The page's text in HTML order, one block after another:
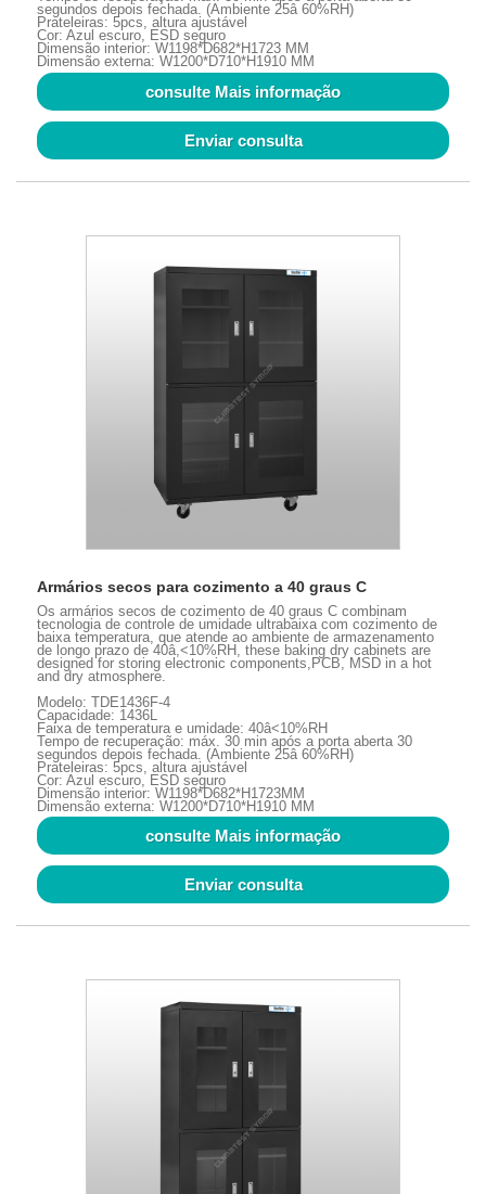
segundos depois fechada. (Ambiente 25â 60%RH)
Prateleiras: 5pcs, altura ajustável
Cor: Azul escuro, ESD seguro
Dimensão interior: W1198*D682*H1723 MM
Dimensão externa: W1200*D710*H1910 MM
consulte Mais informação
Enviar consulta
Armários secos para cozimento a 40 graus C
Os armários secos de cozimento de 40 graus C combinam
tecnologia de controle de umidade ultrabaixa com cozimento de
baixa temperatura, que atende ao ambiente de armazenamento
de longo prazo de 40â,<10%RH, these baking dry cabinets are
designed for storing electronic components,PCB, MSD in a hot
and dry atmosphere.
Modelo: TDE1436F-4
Capacidade: 1436L
Faixa de temperatura e umidade: 40â<10%RH
Tempo de recuperação: máx. 30 min após a porta aberta 30
segundos depois fechada. (Ambiente 25â 60%RH)
Prateleiras: 5pcs, altura ajustável
Cor: Azul escuro, ESD seguro
Dimensão interior: W1198*D682*H1723MM
Dimensão externa: W1200*D710*H1910 MM
consulte Mais informação
Enviar consulta